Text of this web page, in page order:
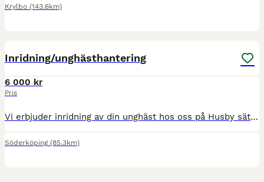
Krylbo (143.6km)
Inridning/unghästhantering
6 000 kr
Pris
Vi erbjuder inridning av din unghäst hos oss på Husby säteri i Söderköping. Vi tar även emot hästar för vidare utbildning, igångsättning efter överenskommelse. Vi kan ta emot från c-ponny och uppåt V
Söderköping (85.3km)